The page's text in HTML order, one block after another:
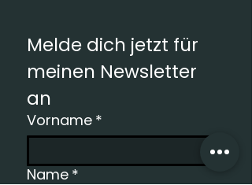
Melde dich jetzt für
meinen Newsletter
an
Vorname *
Name *